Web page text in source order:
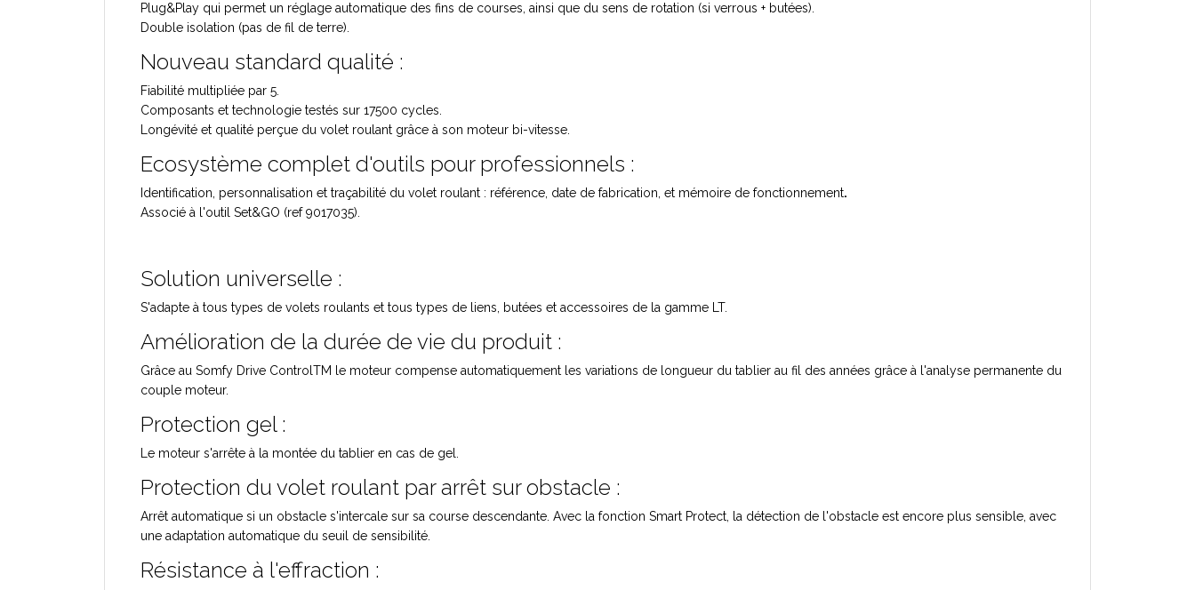
Plug&Play qui permet un réglage automatique des fins de courses, ainsi que du sens de rotation (si verrous + butées).
Double isolation (pas de fil de terre).
Nouveau standard qualité :
Fiabilité multipliée par 5.
Composants et technologie testés sur 17500 cycles.
Longévité et qualité perçue du volet roulant grâce à son moteur bi-vitesse.
Ecosystème complet d'outils pour professionnels :
Identification, personnalisation et traçabilité du volet roulant : référence, date de fabrication, et mémoire de fonctionnement.
Associé à l'outil Set&GO (ref 9017035).
Solution universelle :
S'adapte à tous types de volets roulants et tous types de liens, butées et accessoires de la gamme LT.
Amélioration de la durée de vie du produit :
Grâce au Somfy Drive Control TM
le moteur compense automatiquement les variations de longueur du tablier au fil des années grâce à l'analyse permanente du
couple moteur.
Protection gel :
Le moteur s'arrête à la montée du tablier en cas de gel.
Protection du volet roulant par arrêt sur obstacle :
Arrêt automatique si un obstacle s'intercale sur sa course descendante. Avec la fonction Smart Protect, la détection de l'obstacle est encore plus sensible, avec
une adaptation automatique du seuil de sensibilité.
Résistance à l'effraction :